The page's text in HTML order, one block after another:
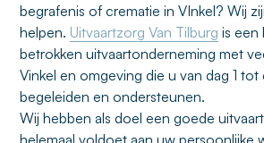
begrafenis of crematie in VInkel? Wij
helpen. Uitvaartzorg Van Tilburg is een
betrokken uitvaartonderneming met
Vinkel en omgeving die u van dag 1 tot
begeleiden en ondersteunen.
Wij hebben als doel een goede